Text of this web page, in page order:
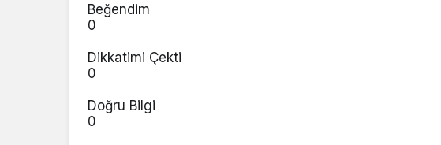
Beğendim
0
Dikkatimi Çekti
0
Doğru Bilgi
0